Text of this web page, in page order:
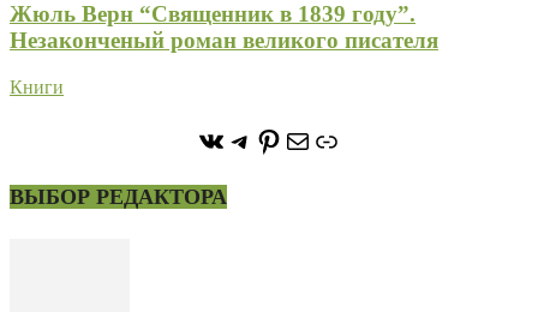
Жюль Верн “Священник в 1839 году”.
Незаконченый роман великого писателя
Книги
https://vk.com/
https://t.me/stoneforest
https://
ПочтаСсылка
ВЫБОР РЕДАКТОРА